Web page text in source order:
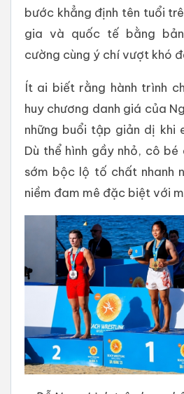
bước khẳng định tên tuổi
gia và quốc tế bằng
cường cùng ý chí vượt khó
Ít ai biết rằng hành trình
huy chương danh giá của
những buổi tập giản dị khi
Dù thể hình gầy nhỏ, cô bé
sớm bộc lộ tố chất nhanh
niềm đam mê đặc biệt với